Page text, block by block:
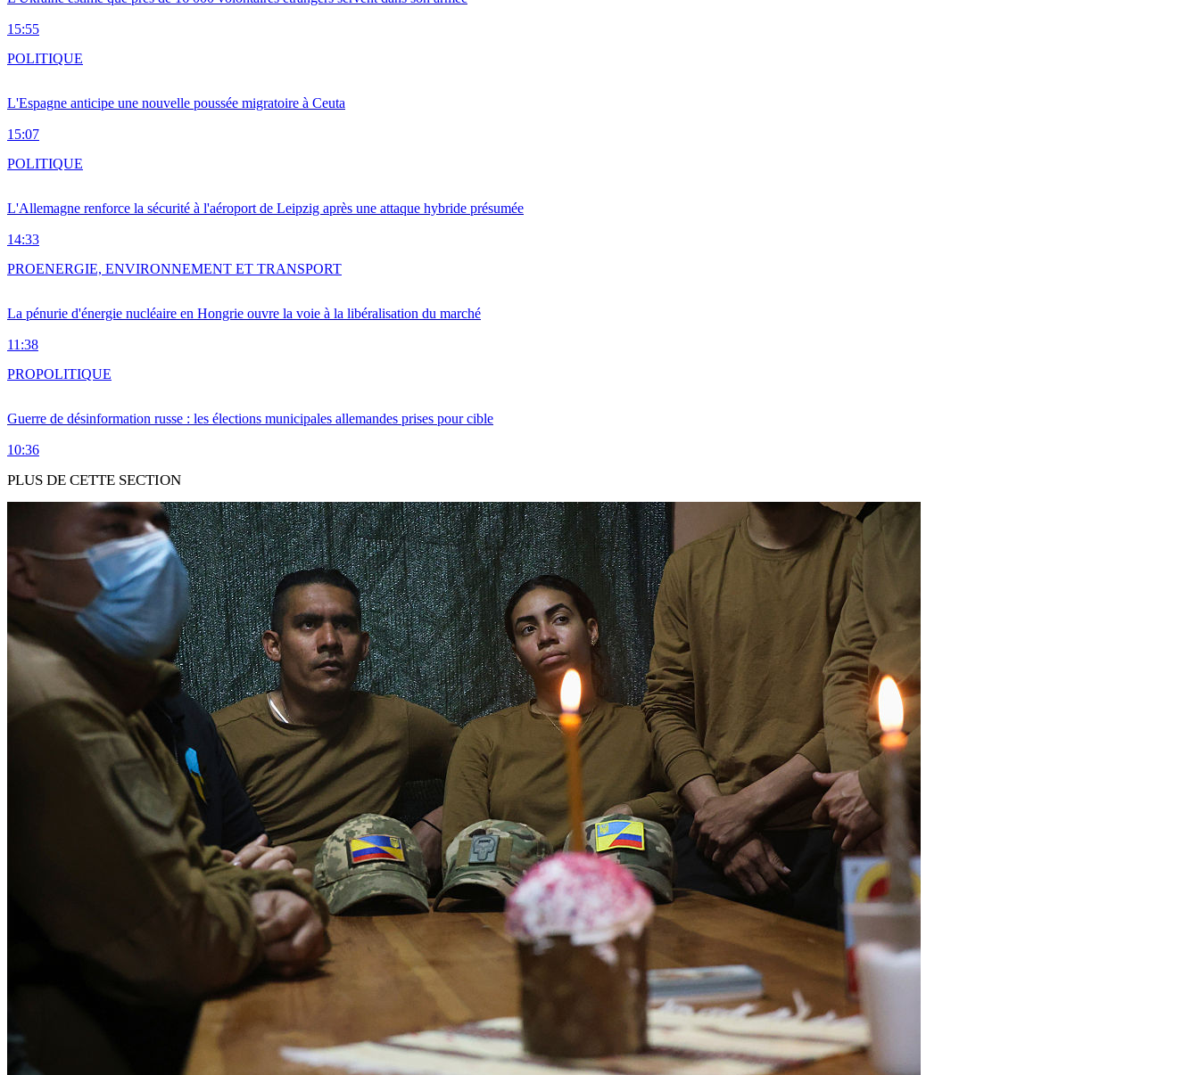
15:55
L'Espagne anticipe une nouvelle poussée migratoire à Ceuta
15:07
POLITIQUE
L'Allemagne renforce la sécurité à l'aéroport de Leipzig après une attaque hybride présumée
14:33
POLITIQUE
La pénurie d'énergie nucléaire en Hongrie ouvre la voie à la libéralisation du marché
11:38
PROENERGIE, ENVIRONNEMENT ET TRANSPORT
Guerre de désinformation russe : les élections municipales allemandes prises pour cible
10:36
PROPOLITIQUE
PLUS DE CETTE SECTION